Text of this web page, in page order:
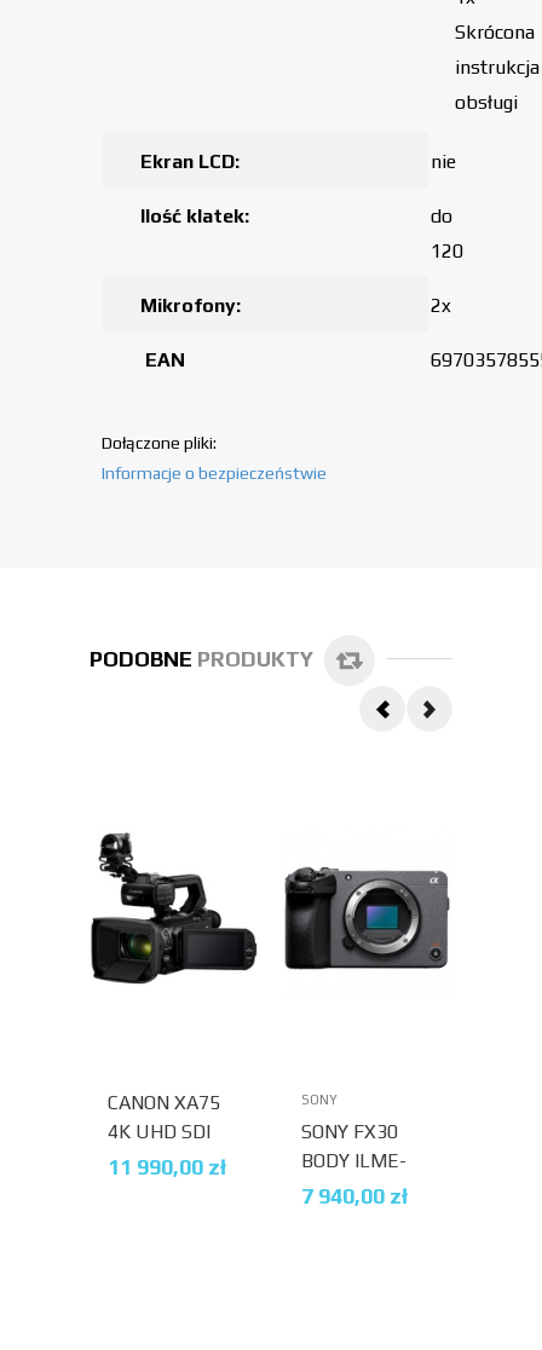
Skrócona
instrukcja
obsługi
Ekran LCD: nie
Ilość klatek:
do
120
Mikrofony: 2x
EAN
Dołączone pliki:
Informacje o bezpieczeństwie
PODOBNE PRODUKTY
CANON XA75
4K UHD SDI
STREAMING
11 990,00 zł
SONY
SONY FX30
BODY ILME-
FX30 + SD
7 940,00 zł